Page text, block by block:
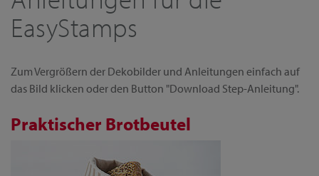
EasyStamps
Zum Vergrößern der Dekobilder und Anleitungen einfach auf
das Bild klicken oder den Button "Download Step-Anleitung".
Praktischer Brotbeutel